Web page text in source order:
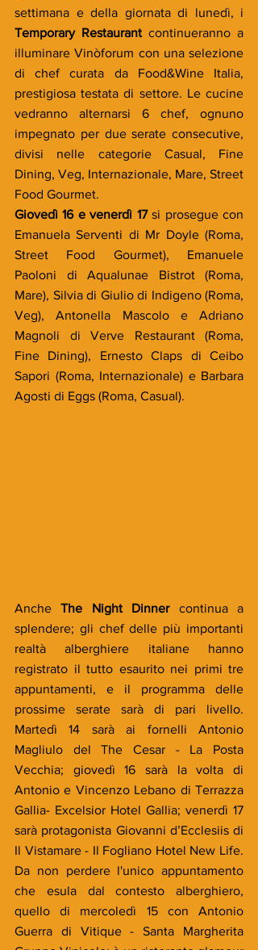
Temporary Restaurant continueranno a
illuminare Vinòforum con una selezione
di chef curata da Food&Wine Italia,
prestigiosa testata di settore. Le cucine
vedranno alternarsi 6 chef, ognuno
impegnato per due serate consecutive,
divisi nelle categorie Casual, Fine
Dining, Veg, Internazionale, Mare, Street
Food Gourmet.
Giovedì 16 e venerdì 17 si prosegue con
Emanuela Serventi di Mr Doyle (Roma,
Street Food Gourmet), Emanuele
Paoloni di Aqualunae Bistrot (Roma,
Mare), Silvia di Giulio di Indigeno (Roma,
Veg), Antonella Mascolo e Adriano
Magnoli di Verve Restaurant (Roma,
Fine Dining), Ernesto Claps di Ceibo
Sapori (Roma, Internazionale) e Barbara
Agosti di Eggs (Roma, Casual).
Anche The Night Dinner continua a
splendere; gli chef delle più importanti
realtà alberghiere italiane hanno
registrato il tutto esaurito nei primi tre
appuntamenti, e il programma delle
prossime serate sarà di pari livello.
Martedì 14 sarà ai fornelli Antonio
Magliulo del The Cesar - La Posta
Vecchia; giovedì 16 sarà la volta di
Antonio e Vincenzo Lebano di Terrazza
Gallia- Excelsior Hotel Gallia; venerdì 17
sarà protagonista Giovanni d’Ecclesiis di
Il Vistamare - Il Fogliano Hotel New Life.
Da non perdere l'unico appuntamento
che esula dal contesto alberghiero,
quello di mercoledì 15 con Antonio
Guerra di Vitique - Santa Margherita